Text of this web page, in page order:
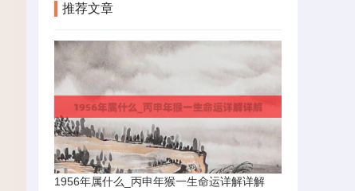
推荐文章
1956年属什么_丙申年猴一生命运详解详解